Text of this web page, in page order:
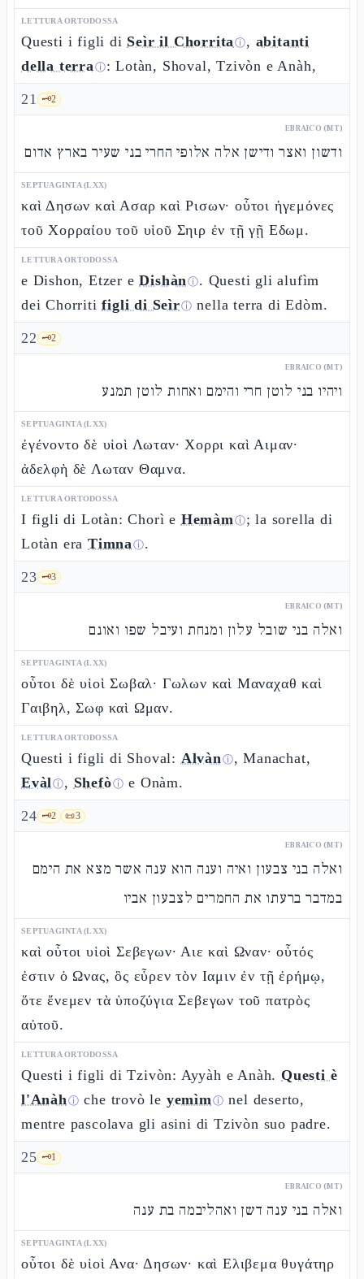
LETTURA ORTODOSSA
Questi i figli di Seìr il Chorritaⓘ, abitanti
della terraⓘ: Lotàn, Shoval, Tzivòn e Anàh,
21 🗝️2
EBRAICO (MT)
ודשון ואצר ודישן אלה אלופי החרי בני שעיר בארץ אדום
SEPTUAGINTA (LXX)
καὶ Δησων καὶ Ασαρ καὶ Ρισων· οὗτοι ἡγεμόνες
τοῦ Χορραίου τοῦ υἱοῦ Σηιρ ἐν τῇ γῇ Εδωμ.
LETTURA ORTODOSSA
e Dishon, Etzer eDishànⓘ. Questi gli alufìm
dei Chorritifigli di Seìrⓘ nella terra di Edòm.
22 🗝️2
EBRAICO (MT)
ויהיו בני לוטן חרי והימם ואחות לוטן תמנע
SEPTUAGINTA (LXX)
ἐγένοντο δὲ υἱοὶ Λωταν· Χορρι καὶ Αιμαν·
ἀδελφὴ δὲ Λωταν Θαμνα.
LETTURA ORTODOSSA
I figli di Lotàn: Chorì e Hemàmⓘ; la sorella di
Lotàn eraTimnaⓘ.
23 🗝️3
EBRAICO (MT)
ואלה בני שובל עלון ומנחת ועיבל שפו ואונם
SEPTUAGINTA (LXX)
οὗτοι δὲ υἱοὶ Σωβαλ· Γωλων καὶ Μαναχαθ καὶ
Γαιβηλ, Σωφ καὶ Ωμαν.
LETTURA ORTODOSSA
Questi i figli di Shoval: Alvànⓘ, Manachat,
Evàlⓘ, Shefòⓘ e Onàm.
24 🗝️2 📜3
EBRAICO (MT)
ואלה בני צבעון ואיה וענה הוא ענה אשר מצא את הימם
במדבר ברעתו את החמרים לצבעון אביו
SEPTUAGINTA (LXX)
καὶ οὗτοι υἱοὶ Σεβεγων· Αιε καὶ Ωναν· οὗτός
ἐστιν ὁ Ωνας, ὃς εὗρεν τὸν Ιαμιν ἐν τῇ ἐρήμῳ,
ὅτε ἔνεμεν τὰ ὑποζύγια Σεβεγων τοῦ πατρὸς
αὐτοῦ.
LETTURA ORTODOSSA
Questi i figli di Tzivòn: Ayyàh e Anàh. Questi è
l'Anàhⓘ che trovò le yemìmⓘ nel deserto,
mentre pascolava gli asini di Tzivòn suo padre.
25 🗝️1
EBRAICO (MT)
ואלה בני ענה דשן ואהליבמה בת ענה
SEPTUAGINTA (LXX)
οὗτοι δὲ υἱοὶ Ανα· Δησων· καὶ Ελιβεμα θυγάτηρ